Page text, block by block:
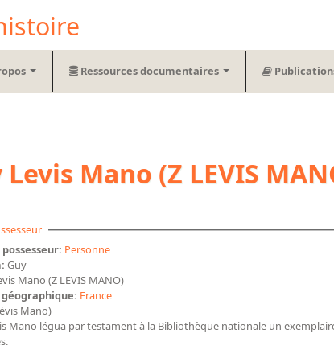
Ressources documentaires
Levis Mano (Z LEVIS
Personne
Guy
Mano (Z LEVIS MANO)
France
Mano)
Mano légua par testament à la Bibliothèque nationale un